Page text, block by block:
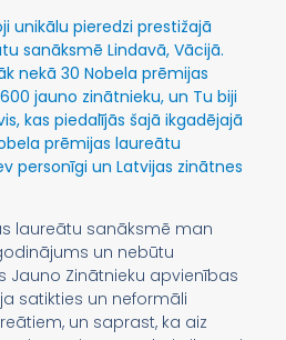
unikālu pieredzi prestižajā
sanāksmē Lindavā, Vācijā.
nekā 30 Nobela prēmijas
jauno zinātnieku, un Tu biji
kas piedalījās šajā ikgadējajā
prēmijas laureātu
personīgi un Latvijas zinātnes
laureātu sanāksmē man
un nebūtu
Jauno Zinātnieku apvienības
satikties un neformāli
un saprast, ka aiz